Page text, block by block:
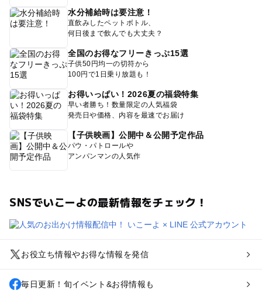
水分補給時は要注意！
直飲みしたペットボトル、
何日後まで飲んでも大丈夫？
全国のお得なフリーきっぷ15選
子供50円均一の切符から
100円で1日乗り放題も！
お得いっぱい！2026夏の福袋特集
早い者勝ち！数量限定の人気福袋
発売日や価格、内容を最速でお届け
【子供映画】公開中＆公開予定作品
パウ・パトロールや
アンパンマンの人気作
SNSでいこーよの最新情報をチェック！
お役立ち情報やお得な情報を発信
毎日更新！旬イベント&お得情報も